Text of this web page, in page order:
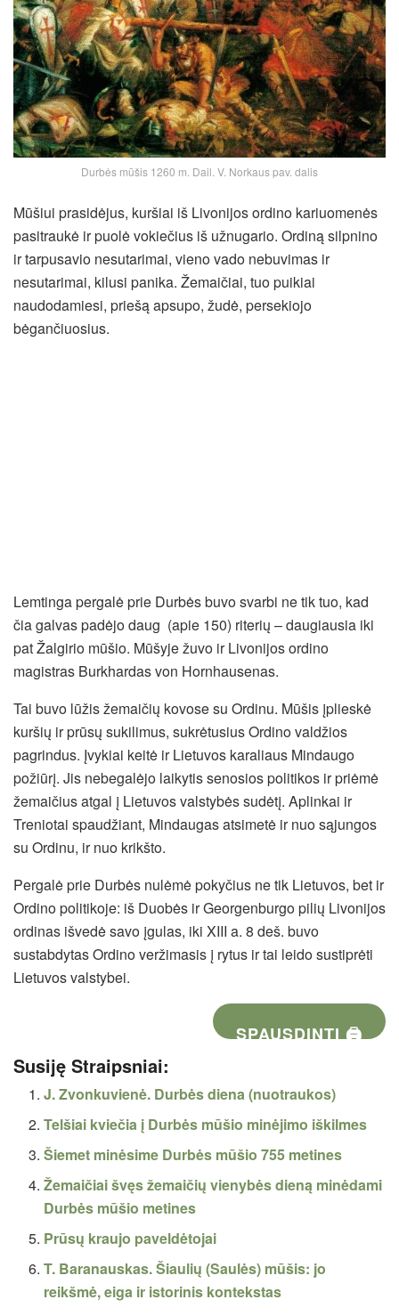
Durbės mūšis 1260 m. Dail. V. Norkaus pav. dalis
Mūšiui prasidėjus, kuršiai iš Livonijos ordino kariuomenės
pasitraukė ir puolė vokiečius iš užnugario. Ordiną silpnino
ir tarpusavio nesutarimai, vieno vado nebuvimas ir
nesutarimai, kilusi panika. Žemaičiai, tuo puikiai
naudodamiesi, priešą apsupo, žudė, persekiojo
bėgančiuosius.
Lemtinga pergalė prie Durbės buvo svarbi ne tik tuo, kad
čia galvas padėjo daug (apie 150) riterių – daugiausia iki
pat Žalgirio mūšio. Mūšyje žuvo ir Livonijos ordino
magistras Burkhardas von Hornhausenas.
Tai buvo lūžis žemaičių kovose su Ordinu. Mūšis įplieskė
kuršių ir prūsų sukilimus, sukrėtusius Ordino valdžios
pagrindus. Įvykiai keitė ir Lietuvos karaliaus Mindaugo
požiūrį. Jis nebegalėjo laikytis senosios politikos ir priėmė
žemaičius atgal į Lietuvos valstybės sudėtį. Aplinkai ir
Treniotai spaudžiant, Mindaugas atsimetė ir nuo sąjungos
su Ordinu, ir nuo krikšto.
Pergalė prie Durbės nulėmė pokyčius ne tik Lietuvos, bet ir
Ordino politikoje: iš Duobės ir Georgenburgo pilių Livonijos
ordinas išvedė savo įgulas, iki XIII a. 8 deš. buvo
sustabdytas Ordino veržimasis į rytus ir tai leido sustiprėti
Lietuvos valstybei.
SPAUSDINTI 🖨
Susiję Straipsniai:
J. Zvonkuvienė. Durbės diena (nuotraukos)
Telšiai kviečia į Durbės mūšio minėjimo iškilmes
Šiemet minėsime Durbės mūšio 755 metines
Žemaičiai švęs žemaičių vienybės dieną minėdami
Durbės mūšio metines
Prūsų kraujo paveldėtojai
T. Baranauskas. Šiaulių (Saulės) mūšis: jo
reikšmė, eiga ir istorinis kontekstas